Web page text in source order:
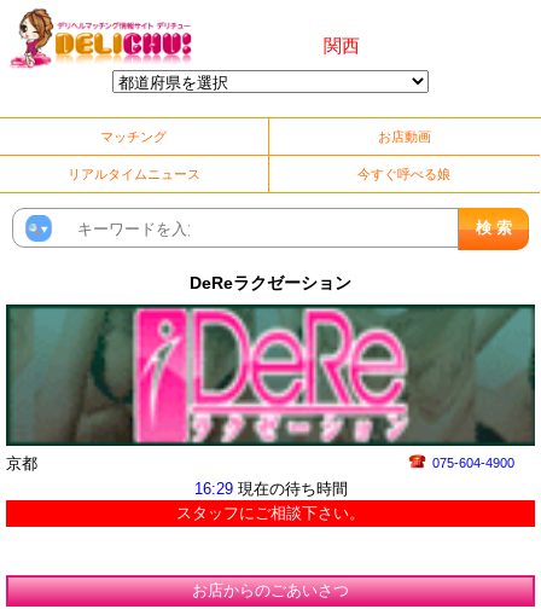
関西
マッチング お店動画
リアルタイムニュース 今すぐ呼べる娘
DeReラクゼーション
京都 075-604-4900
16:29現在の待ち時間
スタッフにご相談下さい。
お店からのごあいさつ